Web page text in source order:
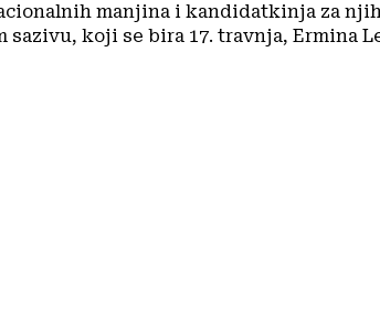
manjina i kandidatkinja za
sazivu, koji se bira 17. travnja, Ermina